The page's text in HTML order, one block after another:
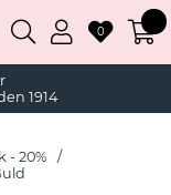
1914
0
- 20%